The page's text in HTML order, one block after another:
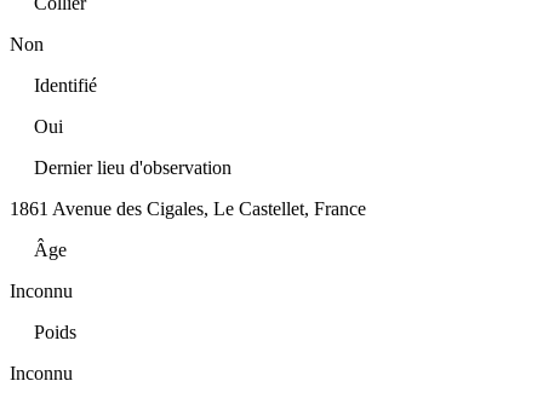
Non
Identifié
Oui
Dernier lieu d'observation
1861 Avenue des Cigales, Le Castellet, France
Âge
Inconnu
Poids
Inconnu